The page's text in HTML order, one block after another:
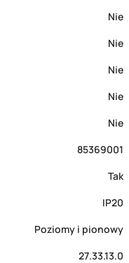
Nie
Nie
Nie
Nie
Nie
85369001
Tak
IP20
Poziomy i pionowy
27.33.13.0